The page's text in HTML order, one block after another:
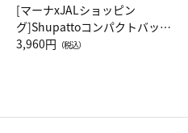
[マーナxJALショッピン
グ]Shupattoコンパクトバッグ
Drop JAL客室乗務員（LC）ス
3,960円 （税込）